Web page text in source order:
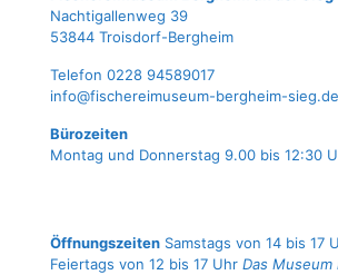
Nach­ti­gal­len­weg 39
53844 Troisdorf-Bergheim
Tele­fon 0228 94589017
info@fischereimuseum-bergheim-sieg.de
Büro­zei­ten
Mon­tag und Don­ners­tag 9.00 bis 12:30
Öffnungszeiten Samstags von 14 bis 17
Feiertags von 12 bis 17 Uhr Das Museum